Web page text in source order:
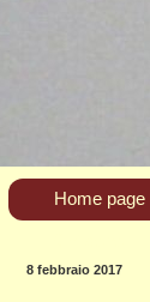
Home page
8 febbraio 2017